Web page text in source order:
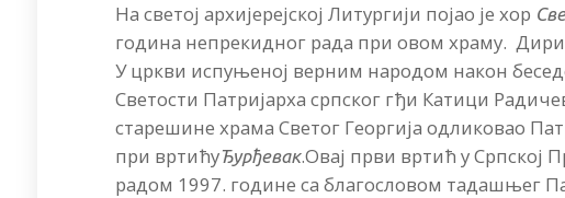
На светој архијерејској Литургији појао је хор
година непрекидног рада при овом храму.
У цркви испуњеној верним народом након
Светости Патријарха српског гђи Катици
старешине храма Светог Георгија одликовао
при вртићуЂурђевак.Овај први вртић у Српској
радом 1997. године са благословом тадашњег